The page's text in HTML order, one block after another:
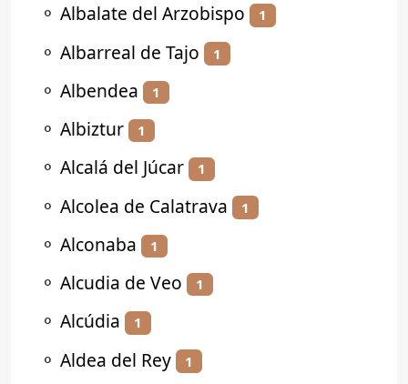
⚬ Albalate del Arzobispo 1
⚬ Albarreal de Tajo 1
⚬ Albendea 1
⚬ Albiztur 1
⚬ Alcalá del Júcar 1
⚬ Alcolea de Calatrava 1
⚬ Alconaba 1
⚬ Alcudia de Veo 1
⚬ Alcúdia 1
⚬ Aldea del Rey 1